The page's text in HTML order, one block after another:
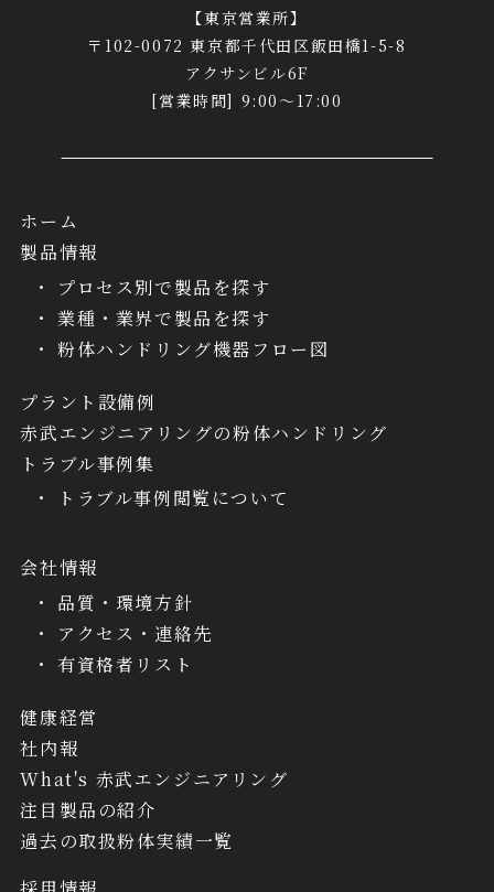
【東京営業所】
〒102-0072 東京都千代田区飯田橋1-5-8
アクサンビル6F
[営業時間] 9:00～17:00
ホーム
製品情報
プロセス別で製品を探す
業種・業界で製品を探す
粉体ハンドリング機器フロー図
プラント設備例
赤武エンジニアリングの粉体ハンドリング
トラブル事例集
トラブル事例閲覧について
会社情報
品質・環境方針
アクセス・連絡先
有資格者リスト
健康経営
社内報
What's 赤武エンジニアリング
注目製品の紹介
過去の取扱粉体実績一覧